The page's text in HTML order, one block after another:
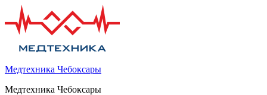
Медтехника Чебоксары
Медтехника Чебоксары